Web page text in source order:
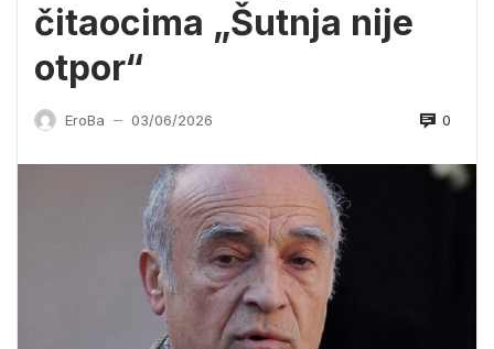
čitaocima „Šutnja nije
otpor“
EroBa — 03/06/2026 0